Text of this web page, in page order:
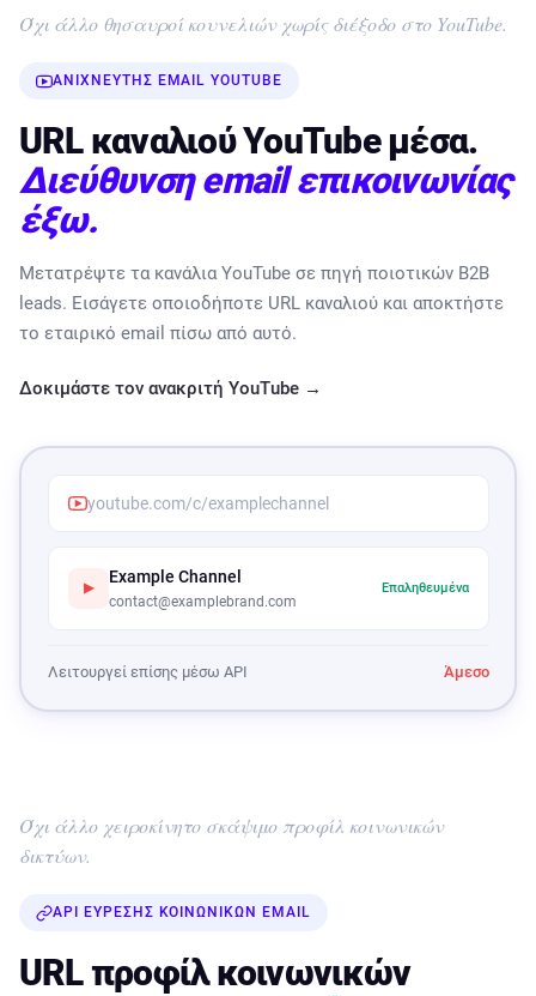
Όχι άλλο θησαυροί κουνελιών χωρίς διέξοδο στο YouTube.
ΑΝΙΧΝΕΥΤΉΣ EMAIL YOUTUBE
URL καναλιού YouTube μέσα.
Διεύθυνση email επικοινωνίας
έξω.
Μετατρέψτε τα κανάλια YouTube σε πηγή ποιοτικών B2B
leads. Εισάγετε οποιοδήποτε URL καναλιού και αποκτήστε
το εταιρικό email πίσω από αυτό.
Δοκιμάστε τον ανακριτή YouTube →
youtube.com/c/examplechannel
▶
Example Channel
contact@examplebrand.com
Επαληθευμένα
Λειτουργεί επίσης μέσω API Άμεσο
Όχι άλλο χειροκίνητο σκάψιμο προφίλ κοινωνικών
δικτύων.
API ΕΎΡΕΣΗΣ ΚΟΙΝΩΝΙΚΏΝ EMAIL
URL προφίλ κοινωνικών